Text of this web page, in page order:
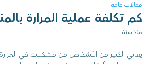
مقالات عامة
كم تكلفة عملية المرارة
منذ سنة
يعاني الكثير من الأشخاص من مشكلات في